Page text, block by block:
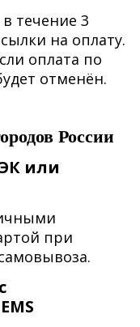
течение 3
на оплату.
оплата по
отменён.
России
или
при